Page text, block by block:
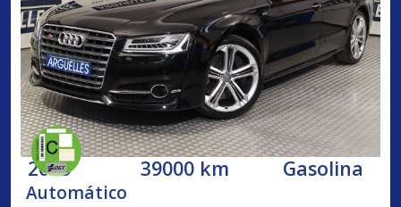
2015 39000 km Gasolina
Automático